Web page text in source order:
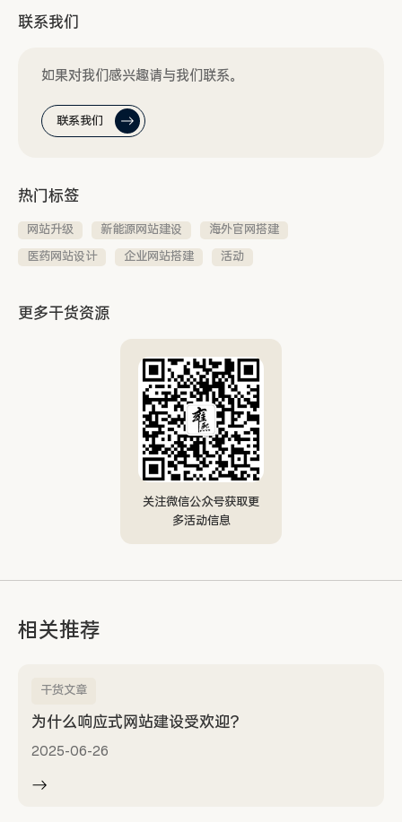
联系我们
如果对我们感兴趣请与我们联系。
联系我们
热门标签
网站升级 新能源网站建设
海外官网搭建
医药网站设计
企业网站搭建 活动
更多干货资源
关注微信公众号获取更
多活动信息
相关推荐
干货文章
为什么响应式网站建设受欢迎？
2025-06-26